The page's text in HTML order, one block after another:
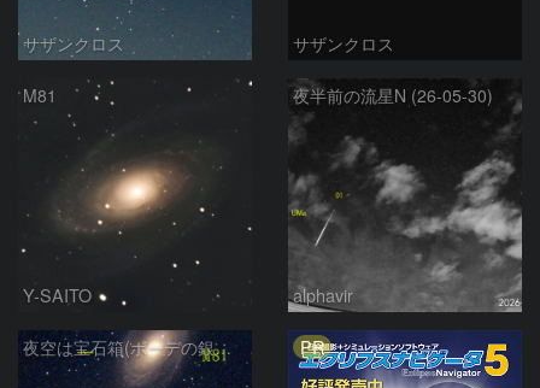
サザンクロス サザンクロス
M81
Y-SAITO
夜半前の流星N (26-05-30)
alphavir
夜空は宝石箱(ボーデの銀河 M81) Seestar50 PR